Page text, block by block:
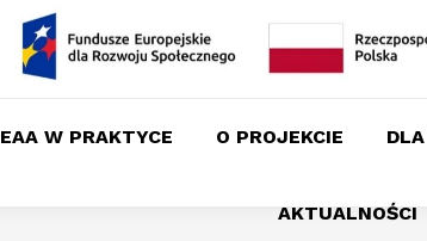
W PRAKTYCE O PROJEKCIE
AKTUALNOŚCI